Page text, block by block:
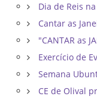
Dia de Reis
Cantar as
"CANTAR as
Exercício de
Semana
CE de Olival